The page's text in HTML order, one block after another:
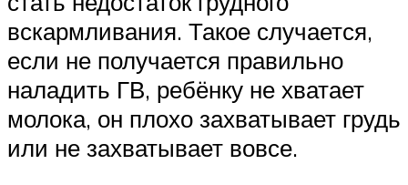
вскармливания. Такое случается,
если не получается правильно
наладить ГВ, ребёнку не хватает
молока, он плохо захватывает грудь
или не захватывает вовсе.